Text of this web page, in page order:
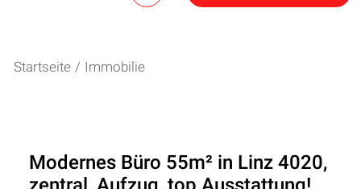
Startseite / Immobilie
Modernes Büro 55m² in Linz 4020,